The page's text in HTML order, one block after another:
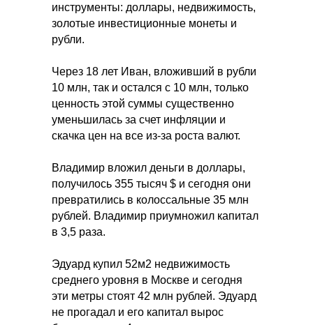
инструменты: доллары, недвижимость,
золотые инвестиционные монеты и
рубли.
Через 18 лет Иван, вложивший в рубли
10 млн, так и остался с 10 млн, только
ценность этой суммы существенно
уменьшилась за счет инфляции и
скачка цен на все из-за роста валют.
Владимир вложил деньги в доллары,
получилось 355 тысяч $ и сегодня они
превратились в колоссальные 35 млн
рублей. Владимир приумножил капитал
в 3,5 раза.
Эдуард купил 52м2 недвижимость
среднего уровня в Москве и сегодня
эти метры стоят 42 млн рублей. Эдуард
не прогадал и его капитал вырос